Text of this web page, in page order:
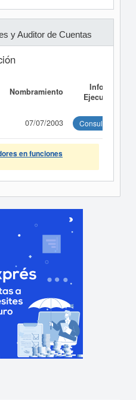
y Auditor de Cuentas
Nombramiento
Informe
Ejecutivo
07/07/2003 Consultar
en funciones